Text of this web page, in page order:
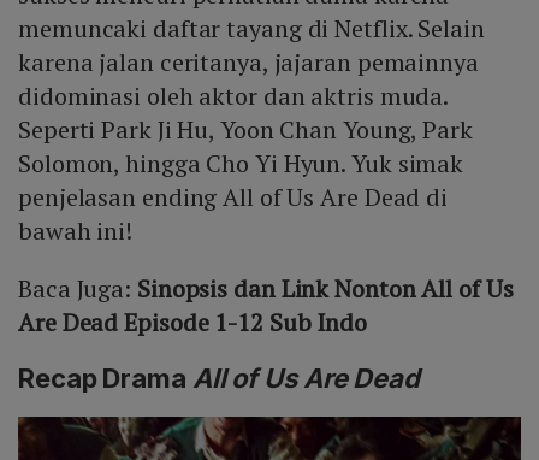
memuncaki daftar tayang di Netflix. Selain
karena jalan ceritanya, jajaran pemainnya
didominasi oleh aktor dan aktris muda.
Seperti Park Ji Hu, Yoon Chan Young, Park
Solomon, hingga Cho Yi Hyun. Yuk simak
penjelasan ending All of Us Are Dead di
bawah ini!
Baca Juga: Sinopsis dan Link Nonton All of Us
Are Dead Episode 1-12 Sub Indo
Recap Drama All of Us Are Dead